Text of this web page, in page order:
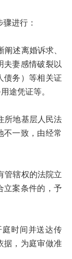
进行：
述离婚诉求、
夫妻感情破裂以
债务）等相关证
途凭证等。
地基层人民法
不一致，由经常
辖权的法院立
立案条件的，予
时间并送达传
据，为庭审做准